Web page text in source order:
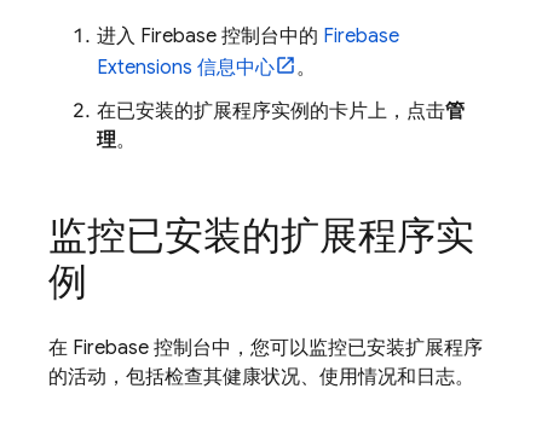
进入 Firebase 控制台中的 Firebase
Extensions 信息中心
。
在已安装的扩展程序实例的卡片上，点击管
理。
监控已安装的扩展程序实
例
在 Firebase 控制台中，您可以监控已安装扩展程序
的活动，包括检查其健康状况、使用情况和日志。